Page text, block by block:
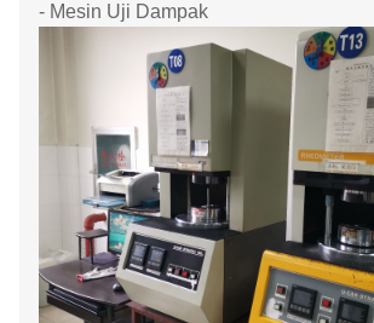
- Mesin Uji Dampak